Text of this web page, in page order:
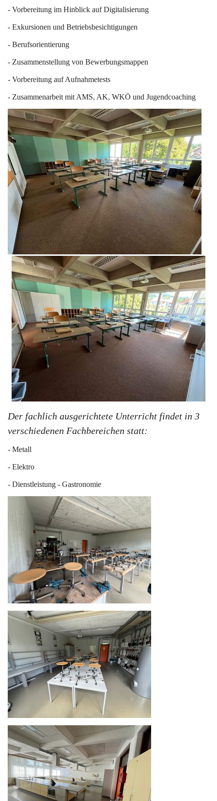
- Vorbereitung im Hinblick auf Digitalisierung
- Exkursionen und Betriebsbesichtigungen
- Berufsorientierung
- Zusammenstellung von Bewerbungsmappen
- Vorbereitung auf Aufnahmetests
- Zusammenarbeit mit AMS, AK, WKÖ und Jugendcoaching
Der fachlich ausgerichtete Unterricht findet in 3
verschiedenen Fachbereichen statt:
- Metall
- Elektro
- Dienstleistung - Gastronomie